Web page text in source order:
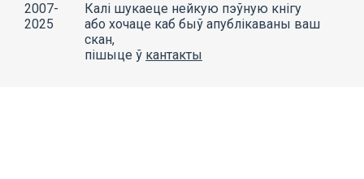
2007-
2025
Калі шукаеце нейкую пэўную кнігу
або хочаце каб быў апублікаваны ваш
скан,
пішыце ў кантакты